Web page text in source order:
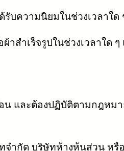
บความนิยมในช่วงเวลาใด
าสำเร็จรูปในช่วงเวลาใด
และต้องปฏิบัติตามกฎหม
จำกัด บริษัทห้างหุ้นส่วน